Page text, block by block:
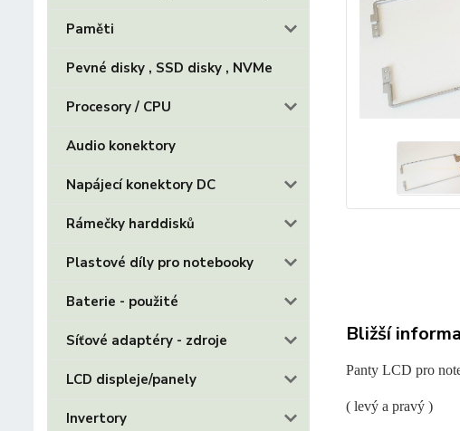
Paměti
Pevné disky , SSD disky , NVMe
Procesory / CPU
Audio konektory
Napájecí konektory DC
Rámečky harddisků
Plastové díly pro notebooky
Baterie - použité
Síťové adaptéry - zdroje
LCD displeje/panely
Invertory
Bližší
Panty LCD pro
( levý a pravý )